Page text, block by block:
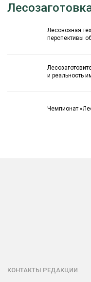
Лесовозная
перспективы
и реальность
Чемпионат
КОНТАКТЫ РЕДАКЦИИ